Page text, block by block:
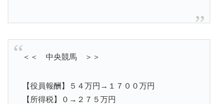
＜＜ 中央競馬 ＞＞
【役員報酬】５４万円→１７００万円
【所得税】０→２７５万円